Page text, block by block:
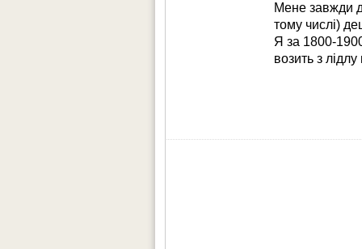
Мене завжди
тому числі)
Я за 1800-
возить з